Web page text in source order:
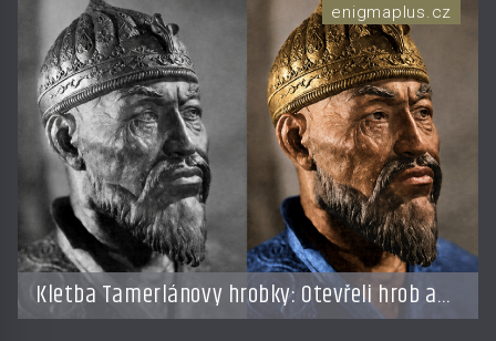
Kletba Tamerlánovy hrobky: Otevřeli hrob a
za dva dny začala invaze do SSSR. Náhoda,
enigmaplus.cz